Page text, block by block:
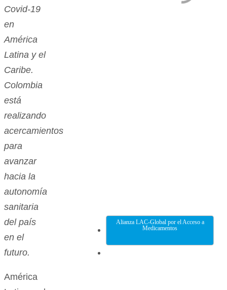
Covid-19
en
América
Latina y el
Caribe.
Colombia
está
realizando
acercamientos
para
avanzar
hacia la
autonomía
sanitaria
del país
en el
futuro.
América
Alianza LAC-Global por el Acceso a
Medicamentos